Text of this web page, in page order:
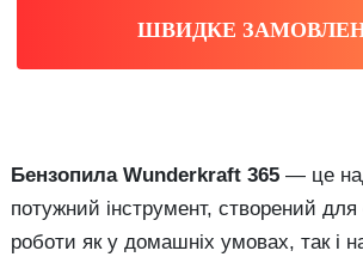
ШВИДКЕ
Бензопила Wunderkraft 365 — це
потужний інструмент, створений для
роботи як у домашніх умовах, так і